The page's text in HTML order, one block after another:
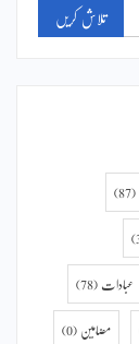
(87)
عبادات (78)
مضامین (0)